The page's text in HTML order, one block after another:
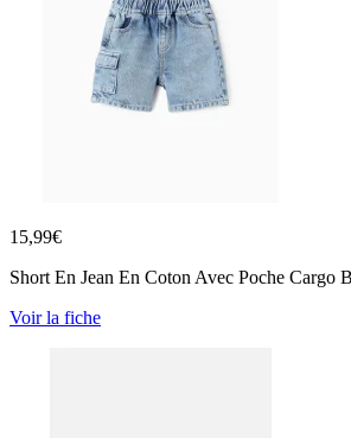
15,99€
Short En Jean En Coton Avec Poche Cargo
Voir la fiche